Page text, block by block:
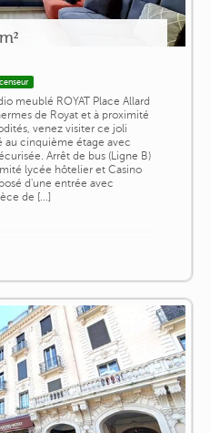
meublé ROYAT Place Allard
de Royat et à proximité
venez visiter ce joli
au cinquième étage avec
Arrêt de bus (Ligne B)
lycée hôtelier et Casino
d'une entrée avec
de [...]